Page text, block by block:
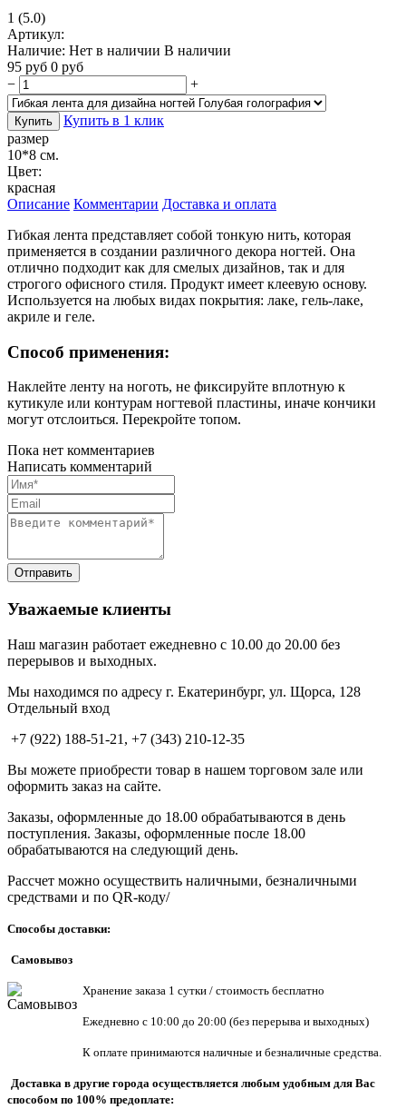
1 (5.0)
Артикул:
Наличие: Нет в наличии В наличии
95 руб 0 руб
−
+
Купить
Купить в 1 клик
размер
10*8 см.
Цвет:
красная
Описание Комментарии Доставка и оплата
Гибкая лента представляет собой тонкую нить, которая
применяется в создании различного декора ногтей. Она
отлично подходит как для смелых дизайнов, так и для
строгого офисного стиля. Продукт имеет клеевую основу.
Используется на любых видах покрытия: лаке, гель-лаке,
акриле и геле.
Способ применения:
Наклейте ленту на ноготь, не фиксируйте вплотную к
кутикуле или контурам ногтевой пластины, иначе кончики
могут отслоиться. Перекройте топом.
Пока нет комментариев
Написать комментарий
Уважаемые клиенты
Наш магазин работает ежедневно с 10.00 до 20.00 без
перерывов и выходных.
Мы находимся по адресу г. Екатеринбург, ул. Щорса, 128
Отдельный вход
+7 (922) 188-51-21, +7 (343) 210-12-35
Вы можете приобрести товар в нашем торговом зале или
оформить заказ на сайте.
Заказы, оформленные до 18.00 обрабатываются в день
поступления. Заказы, оформленные после 18.00
обрабатываются на следующий день.
Рассчет можно осуществить наличными, безналичными
средствами и по QR-коду/
Способы доставки:
Самовывоз
Хранение заказа 1 сутки / стоимость бесплатно
Ежедневно с 10:00 до 20:00 (без перерыва и выходных)
К оплате принимаются наличные и безналичные средства.
Доставка в другие города осуществляется любым удобным для Вас
способом по 100% предоплате: